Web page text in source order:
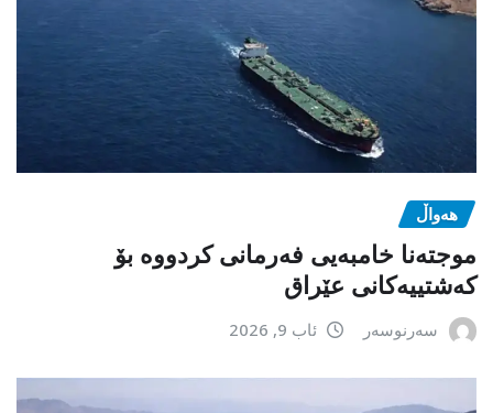
هەواڵ
موجتەنا خامبەیی فەرمانی کردووە بۆ
کەشتییەکانی عێراق
سەرنوسەر ئاب 9, 2026